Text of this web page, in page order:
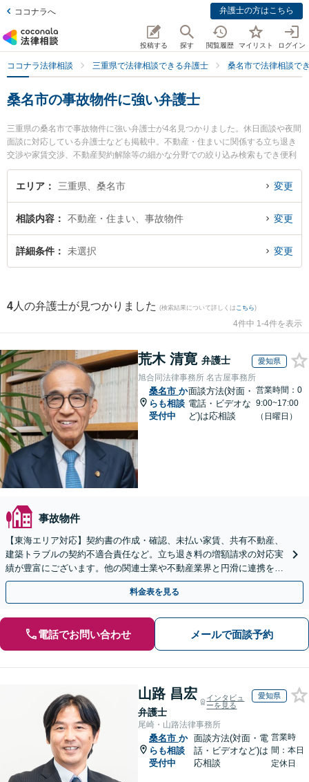
ココナラへ 弁護士の方はこちら
投稿する 探す 閲覧履歴 マイリスト ログイン
ココナラ法律相談 三重県で法律相談できる弁護士 桑名市で法律相談で
桑名市の事故物件に強い弁護士
三重県の桑名市で事故物件に強い弁護士が4名見つかりました。休日面談や夜間
面談に対応している弁護士なども掲載中。不動産・住まいに関係する立ち退き
交渉や家賃交渉、不動産契約解除等の細かな分野での絞り込み検索もでき便利
です。特に弁護士法人関・岸田・中村法律事務所 桑名オフィスの岸田 哲弁護士
や伊勢湾総合法律事務所の松井 太一弁護士、嶋田幸司法律事務所の嶋田 幸司弁
い』『事故物件のトラブル解決の実績豊富な近くの弁護士を検索したい』『初
回相談無料で事故物件を法律相談できる桑名市内の弁護士に相談予約したい』
などでお困りの相談者さんにおすすめです。
エリア 三重県、桑名市 変更
相談内容 不動産・住まい、事故物件 変更
詳細条件 未選択 変更
4 人の弁護士が見つかりました (検索結果について詳しくは こちら)
4件中 1-4件を表示
荒木 清寛 弁護士 愛知県
旭合同法律事務所 名古屋事務所
桑名市 か
らも相談
受付中
面談方法(対面・
電話・ビデオな
ど)は応相談
営業時間：0
9:00~17:00
（日曜日）
事故物件
【東海エリア対応】契約書の作成・確認、未払い家賃、共有不動産、
建築トラブルの契約不適合責任など。立ち退き料の増額請求の対応実
績が豊富にございます。他の関連士業や不動産業界と円滑に連携を行
い、正確に手続きを進めてまいります。【初回面談無料】
料金表を見る
電話でお問い合わせ メールで面談予約
山路 昌宏
弁護士
インタビュ
ーを見る
愛知県
尾崎・山路法律事務所
桑名市 か
らも相談
受付中
面談方法(対面・電
話・ビデオなど)は
応相談
営業時
間：本日
定休日